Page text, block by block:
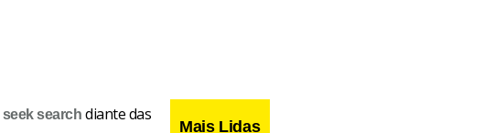
seek search diante das
Mais Lidas